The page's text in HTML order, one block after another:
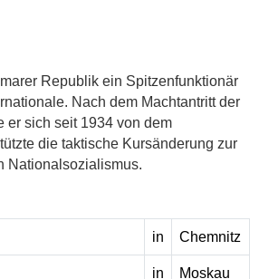
Republik ein Spitzenfunktionär
Nach dem Machtantritt der
er sich seit 1934 von dem
die taktische Kursänderung zur
Nationalsozialismus.
in Chemnitz
in Moskau